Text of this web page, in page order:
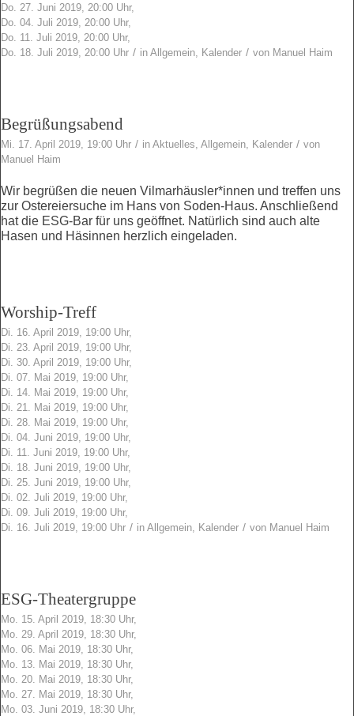
Do. 27. Juni 2019, 20:00 Uhr,
Do. 04. Juli 2019, 20:00 Uhr,
Do. 11. Juli 2019, 20:00 Uhr,
Do. 18. Juli 2019, 20:00 Uhr / in Allgemein Kalender / von Manuel Haim
Begrüßungsabend
Mi. 17. April 2019, 19:00 Uhr / in Aktuelles Allgemein Kalender / von
Manuel Haim
Wir begrüßen die neuen Vilmarhäusler*innen und treffen uns
zur Ostereiersuche im Hans von Soden-Haus. Anschließend
hat die ESG-Bar für uns geöffnet. Natürlich sind auch alte
Hasen und Häsinnen herzlich eingeladen.
Worship-Treff
Di. 16. April 2019, 19:00 Uhr,
Di. 23. April 2019, 19:00 Uhr,
Di. 30. April 2019, 19:00 Uhr,
Di. 07. Mai 2019, 19:00 Uhr,
Di. 14. Mai 2019, 19:00 Uhr,
Di. 21. Mai 2019, 19:00 Uhr,
Di. 28. Mai 2019, 19:00 Uhr,
Di. 04. Juni 2019, 19:00 Uhr,
Di. 11. Juni 2019, 19:00 Uhr,
Di. 18. Juni 2019, 19:00 Uhr,
Di. 25. Juni 2019, 19:00 Uhr,
Di. 02. Juli 2019, 19:00 Uhr,
Di. 09. Juli 2019, 19:00 Uhr,
Di. 16. Juli 2019, 19:00 Uhr / in Allgemein Kalender / von Manuel Haim
ESG-Theatergruppe
Mo. 15. April 2019, 18:30 Uhr,
Mo. 29. April 2019, 18:30 Uhr,
Mo. 06. Mai 2019, 18:30 Uhr,
Mo. 13. Mai 2019, 18:30 Uhr,
Mo. 20. Mai 2019, 18:30 Uhr,
Mo. 27. Mai 2019, 18:30 Uhr,
Mo. 03. Juni 2019, 18:30 Uhr,